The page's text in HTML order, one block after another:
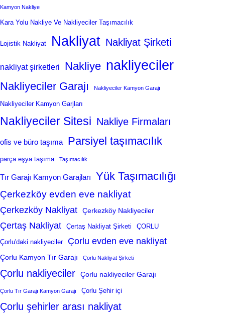
Kamyon Nakliye
Kara Yolu Nakliye Ve Nakliyeciler Taşımacılık
Lojistik Nakliyat Nakliyat Nakliyat Şirketi
nakliyat şirketleri Nakliye nakliyeciler
Nakliyeciler Garajı Nakliyeciler Kamyon Garajı
Nakliyeciler Kamyon Garjları
Nakliyeciler Sitesi Nakliye Firmaları
ofis ve büro taşıma Parsiyel taşımacılık
parça eşya taşıma Taşımacılık
Tır Garajı Kamyon Garajları Yük Taşımacılığı
Çerkezköy evden eve nakliyat
Çerkezköy Nakliyat Çerkezköy Nakliyeciler
Çertaş Nakliyat Çertaş Nakliyat Şirketi ÇORLU
Çorlu'daki nakliyeciler Çorlu evden eve nakliyat
Çorlu Kamyon Tır Garajı Çorlu Nakliyat Şirketi
Çorlu nakliyeciler Çorlu nakliyeciler Garajı
Çorlu Tır Garajı Kamyon Garajı Çorlu Şehir içi
Çorlu şehirler arası nakliyat